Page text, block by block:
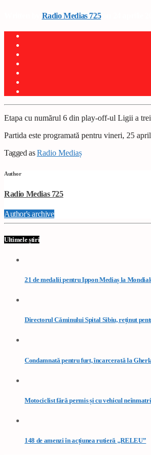
Radio Medias 725on 24 aprilie
Etapa cu numărul 6 din play-off-ul Ligii a
Partida este programată pentru vineri, 25
Tagged asRadio Mediaș
Author
Radio Medias 725
Author's archive
Ultimele știri
21 de medalii pentru Ippon Mediaș la
Directorul Căminului Spital Sibiu, reținut
Condamnată pentru furt, încarcerată la
Motociclist fără permis și cu vehicul
148 de amenzi în acțiunea rutieră „RELEU”